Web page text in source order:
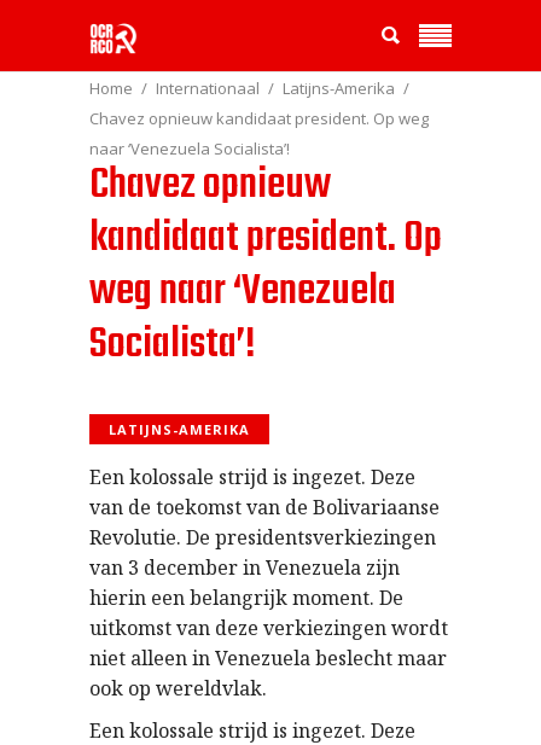
Home Internationaal
Latijns-Amerika
Chavez opnieuw kandidaat president. Op weg
naar ‘Venezuela Socialista’!
Chavez opnieuw
kandidaat president. Op
weg naar ‘Venezuela
Socialista’!
LATIJNS-AMERIKA
Een kolossale strijd is ingezet. Deze
van de toekomst van de Bolivariaanse
Revolutie. De presidentsverkiezingen
van 3 december in Venezuela zijn
hierin een belangrijk moment. De
uitkomst van deze verkiezingen wordt
niet alleen in Venezuela beslecht maar
ook op wereldvlak.
Een kolossale strijd is ingezet. Deze